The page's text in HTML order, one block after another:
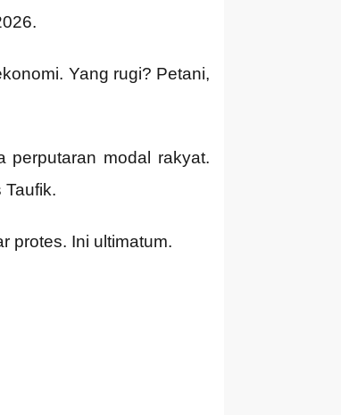
Yang rugi? Petani,
perputaran modal rakyat.
Taufik.
protes. Ini ultimatum.